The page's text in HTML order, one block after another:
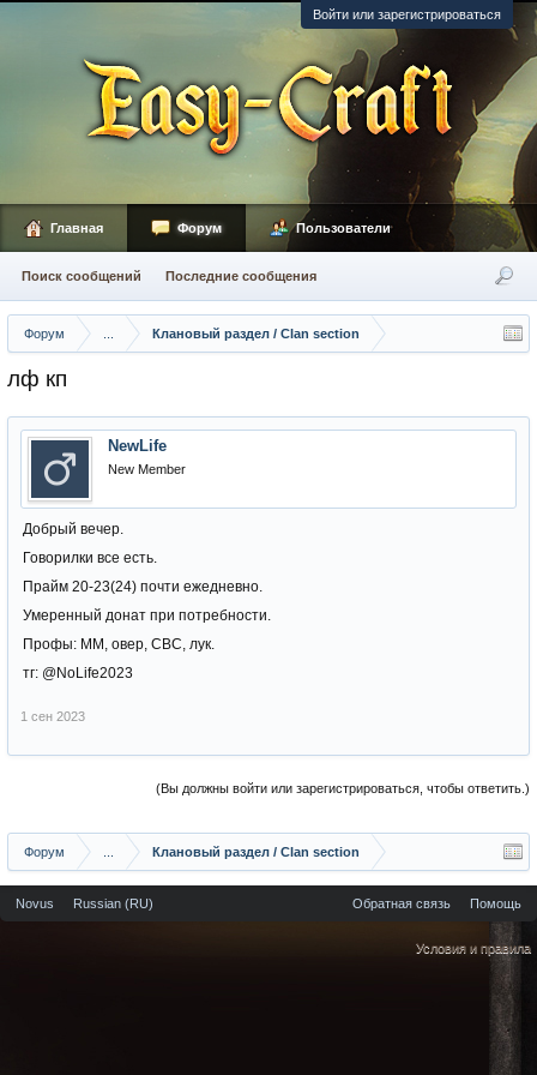
Войти или зарегистрироваться
Форум Клановый раздел / Сlan section
лф кп
NewLife
New Member
Добрый вечер.
Говорилки все есть.
Прайм 20-23(24) почти ежедневно.
Умеренный донат при потребности.
Профы: ММ, овер, СВС, лук.
тг: @NoLife2023
1 сен 2023
(Вы должны войти или зарегистрироваться, чтобы ответить.)
Форум Клановый раздел / Сlan section
Главная Форум
Поиск сообщений Последние сообщения
Пользователи
Novus Russian (RU) Обратная связь Помощь
Условия и правила